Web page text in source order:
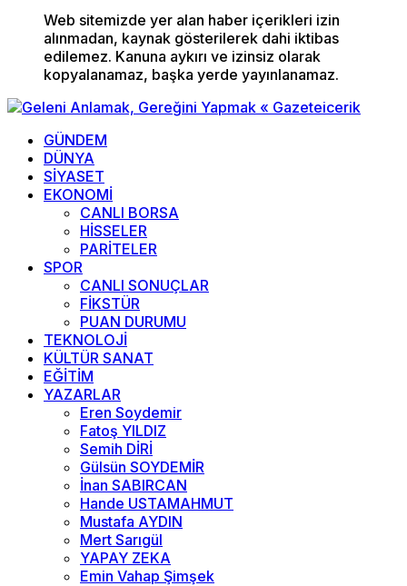
Web sitemizde yer alan haber içerikleri izin
alınmadan, kaynak gösterilerek dahi iktibas
edilemez. Kanuna aykırı ve izinsiz olarak
kopyalanamaz, başka yerde yayınlanamaz.
GÜNDEM
DÜNYA
SİYASET
EKONOMİ
CANLI BORSA
HİSSELER
PARİTELER
SPOR
CANLI SONUÇLAR
FİKSTÜR
PUAN DURUMU
TEKNOLOJİ
KÜLTÜR SANAT
EĞİTİM
YAZARLAR
Eren Soydemir
Fatoş YILDIZ
Semih DİRİ
Gülsün SOYDEMİR
İnan SABIRCAN
Hande USTAMAHMUT
Mustafa AYDIN
Mert Sarıgül
YAPAY ZEKA
Emin Vahap Şimşek